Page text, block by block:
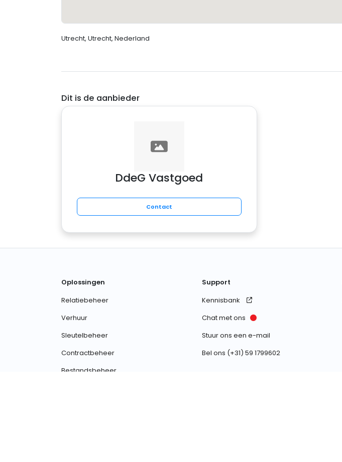
Utrecht, Utrecht, Nederland
Dit is de aanbieder
DdeG Vastgoed
Contact
Oplossingen
Relatiebeheer
Verhuur
Sleutelbeheer
Contractbeheer
Bestandsbeheer
Support
Kennisbank
Chat met ons
Stuur ons een e-mail
Bel ons (+31) 59 1799602